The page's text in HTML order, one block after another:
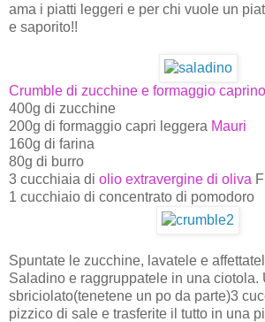
ama i piatti leggeri e per chi vuole un
e saporito!!
Crumble di zucchine e formaggio caprino
400g di zucchine
200g di formaggio capri leggera Mauri
160g di farina
80g di burro
3 cucchiaia di olio extravergine di oliva
1 cucchiaio di concentrato di pomodoro
Spuntate le zucchine, lavatele e
Saladino e raggruppatele in una ciotola.
sbriciolato(tenetene un po da parte)3
pizzico di sale e trasferite il tutto in una